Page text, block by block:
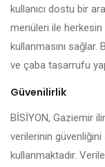
kullanıcı dostu bir
menüleri ile herkesin
kullanmasını
ve çaba tasarrufu
Güvenilirlik
BİSİYON, Gaziemir
verilerinin
kullanmaktadır.